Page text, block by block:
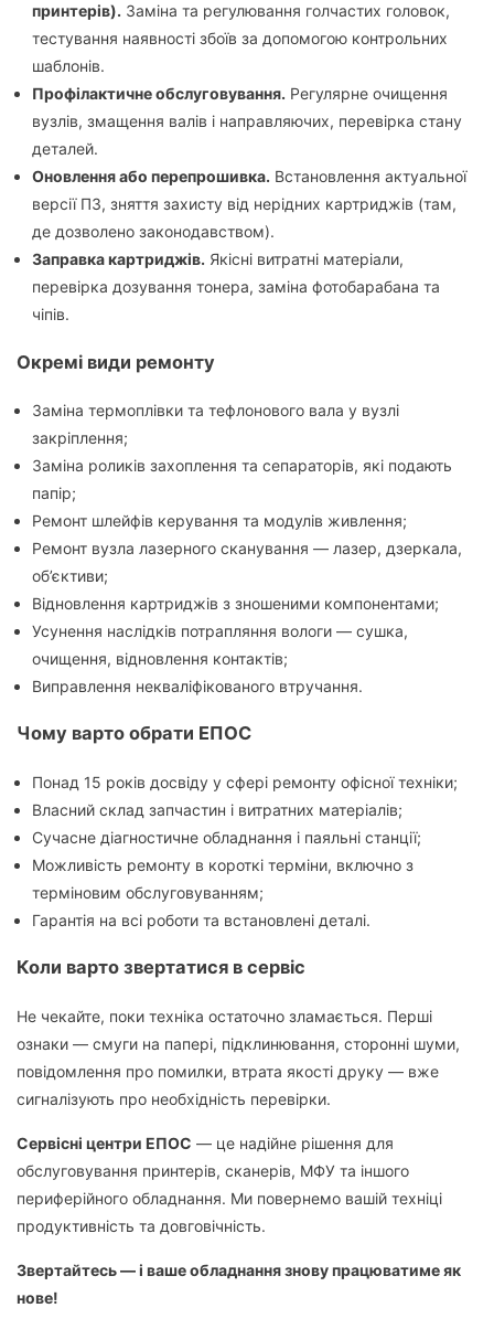
принтерів). Заміна та регулювання голчастих головок,
тестування наявності збоїв за допомогою контрольних
шаблонів.
Профілактичне обслуговування. Регулярне очищення
вузлів, змащення валів і направляючих, перевірка стану
деталей.
Оновлення або перепрошивка. Встановлення актуальної
версії ПЗ, зняття захисту від нерідних картриджів (там,
де дозволено законодавством).
Заправка картриджів. Якісні витратні матеріали,
перевірка дозування тонера, заміна фотобарабана та
чіпів.
Окремі види ремонту
Заміна термоплівки та тефлонового вала у вузлі
закріплення;
Заміна роликів захоплення та сепараторів, які подають
папір;
Ремонт шлейфів керування та модулів живлення;
Ремонт вузла лазерного сканування — лазер, дзеркала,
об’єктиви;
Відновлення картриджів з зношеними компонентами;
Усунення наслідків потрапляння вологи — сушка,
очищення, відновлення контактів;
Виправлення некваліфікованого втручання.
Чому варто обрати ЕПОС
Понад 15 років досвіду у сфері ремонту офісної техніки;
Власний склад запчастин і витратних матеріалів;
Сучасне діагностичне обладнання і паяльні станції;
Можливість ремонту в короткі терміни, включно з
терміновим обслуговуванням;
Гарантія на всі роботи та встановлені деталі.
Коли варто звертатися в сервіс
Не чекайте, поки техніка остаточно зламається. Перші
ознаки — смуги на папері, підклинювання, сторонні шуми,
повідомлення про помилки, втрата якості друку — вже
сигналізують про необхідність перевірки.
Сервісні центри ЕПОС — це надійне рішення для
обслуговування принтерів, сканерів, МФУ та іншого
периферійного обладнання. Ми повернемо вашій техніці
продуктивність та довговічність.
Звертайтесь — і ваше обладнання знову працюватиме як
нове!